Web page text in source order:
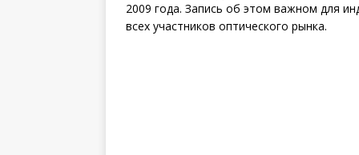
2009 года. Запись об этом важном для
всех участников оптического рынка.